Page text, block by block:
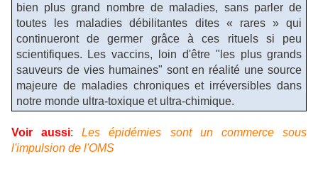
bien plus grand nombre de maladies, sans parler de
toutes les maladies débilitantes dites « rares » qui
continueront de germer grâce à ces rituels si peu
scientifiques. Les vaccins, loin d'être "les plus grands
sauveurs de vies humaines" sont en réalité une source
majeure de maladies chroniques et irréversibles dans
notre monde ultra-toxique et ultra-chimique.
Voir aussi:Les épidémies sont un commerce sous
l'impulsion de l'OMS